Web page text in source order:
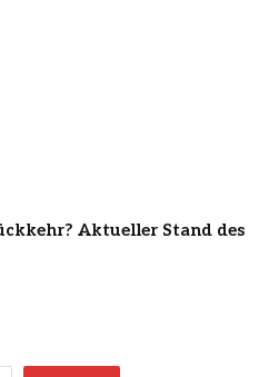
Aktueller Stand des